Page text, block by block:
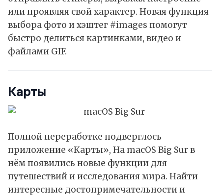
или проявляя свой характер. Новая функция
выбора фото и хэштег #images помогут
быстро делиться картинками, видео и
файлами GIF.
Карты
Полной переработке подверглось
приложение «Карты», На macOS Big Sur в
нём появились новые функции для
путешествий и исследования мира. Найти
интересные достопримечательности и